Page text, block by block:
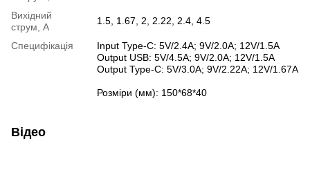
Вихідний
струм, А
1.5, 1.67, 2, 2.22, 2.4, 4.5
Специфікація
Input Type-C: 5V/2.4A; 9V/2.0A; 12V/1.5A
Output USB: 5V/4.5A; 9V/2.0A; 12V/1.5A
Output Type-C: 5V/3.0A; 9V/2.22A; 12V/1.67A
Розміри (мм): 150*68*40
Відео